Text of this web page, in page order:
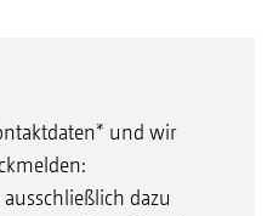
und wir
dazu